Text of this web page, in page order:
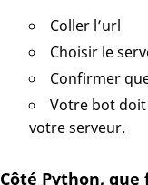
Coller l’url
Choisir le
Confirmer
Votre bot
votre serveur.
Côté Python, que